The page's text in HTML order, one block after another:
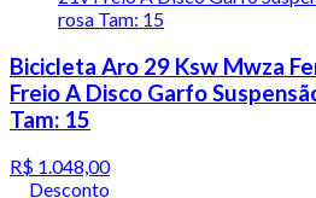
Bicicleta Aro 29 Ksw Mwza
Freio A Disco Garfo
Tam: 15
R$ 1.048,00
Desconto